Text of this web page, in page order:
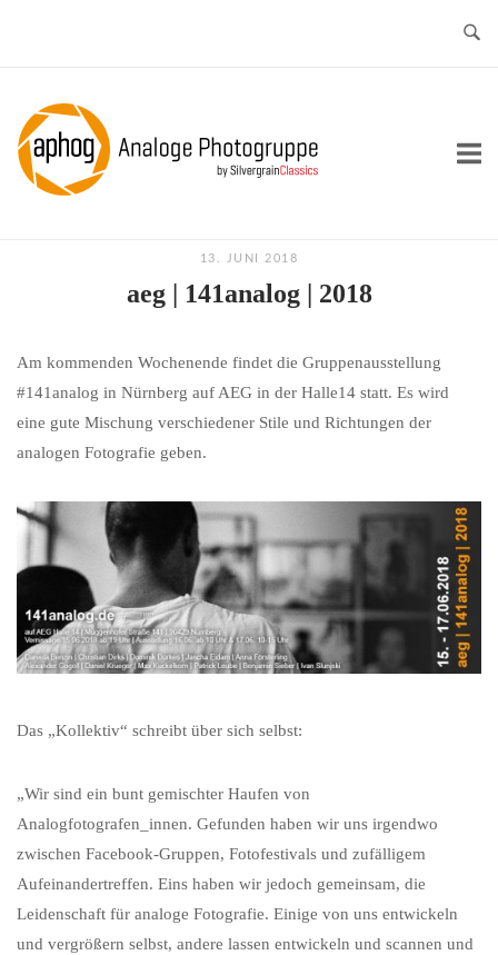
Home
13. JUNI 2018
aeg | 141analog | 2018
Am kommenden Wochenende findet die Gruppenausstellung
#141analog in Nürnberg auf AEG in der Halle14 statt. Es wird
eine gute Mischung verschiedener Stile und Richtungen der
analogen Fotografie geben.
Das „Kollektiv“ schreibt über sich selbst:
„Wir sind ein bunt gemischter Haufen von
Analogfotografen_innen. Gefunden haben wir uns irgendwo
zwischen Facebook-Gruppen, Fotofestivals und zufälligem
Aufeinandertreffen. Eins haben wir jedoch gemeinsam, die
Leidenschaft für analoge Fotografie. Einige von uns entwickeln
und vergrößern selbst, andere lassen entwickeln und scannen und